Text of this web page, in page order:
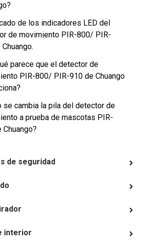
de los indicadores LED del
de movimiento PIR-800/ PIR-
parece que el detector de
PIR-800/ PIR-910 de Chuango
se cambia la pila del detector de
a prueba de mascotas PIR-
Chuango?
de seguridad
interior